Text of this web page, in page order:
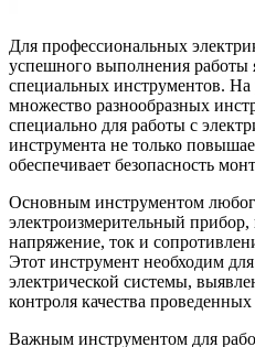
Для профессиональных
успешного выполнения работы
специальных инструментов. На
множество разнообразных
специально для работы с
инструмента не только
обеспечивает безопасность
Основным инструментом
электроизмерительный прибор,
напряжение, ток и
Этот инструмент необходим
электрической системы,
контроля качества проведенных
Важным инструментом для